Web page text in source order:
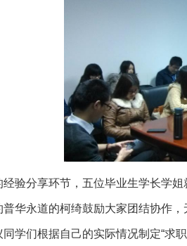
经验分享环节，五位毕业生学长学
华永道的柯绮鼓励大家团结协作
学们根据自己的实际情况制定“求